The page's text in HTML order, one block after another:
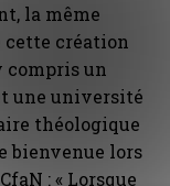
la même
cette création
compris un
une université
théologique
bienvenue lors
: « Lorsque